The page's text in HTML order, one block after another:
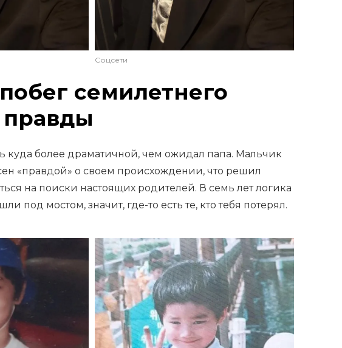
Соцсети
семилетнего
правды
куда более драматичной, чем ожидал папа. Мальчик
«правдой» о своем происхождении, что решил
на поиски настоящих родителей. В семь лет логика
под мостом, значит, где-то есть те, кто тебя потерял.